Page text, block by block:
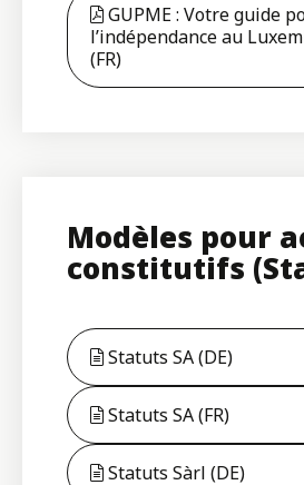
GUPME : Votre guide
l’indépendance au
(FR)
Modèles pour
constitutifs
Statuts SA (DE)
Statuts SA (FR)
Statuts Sàrl (DE)